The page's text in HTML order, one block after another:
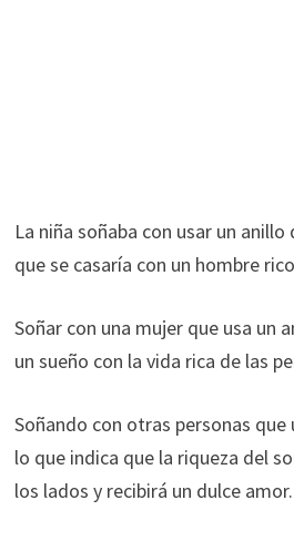
La niña soñaba con usar un
que se casaría con un hombre
Soñar con una mujer que usa un
un sueño con la vida rica de las
Soñando con otras personas
lo que indica que la riqueza del
los lados y recibirá un dulce amor.